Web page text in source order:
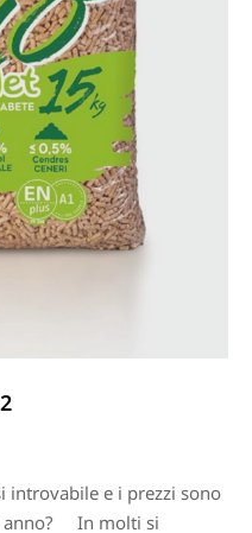
introvabile e i prezzi sono
anno? In molti si